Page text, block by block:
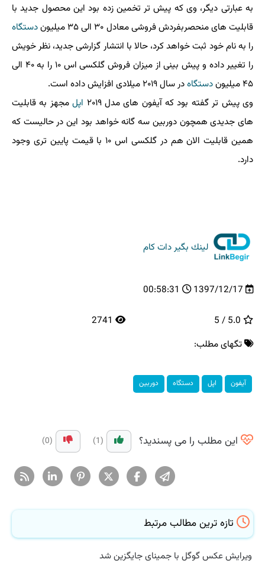
به عبارتی دیگر، وی كه پیش تر تخمین زده بود این محصول جدید با
قابلیت های منحصربفردش فروشی معادل ۳۰ الی ۳۵ میلیون
دستگاه
را به نام خود ثبت خواهد كرد، حالا با انتشار گزارشی جدید، نظر خویش
را تغییر داده و پیش بینی از میزان فروش گلكسی اس ۱۰ را به ۴۰ الی
۴۵ میلیون
دستگاهدر سال ۲۰۱۹ میلادی افزایش داده است.
وی پیش تر گفته بود كه آیفون های مدل ۲۰۱۹
اپلمجهز به قابلیت
های جدیدی همچون دوربین سه گانه خواهد بود این در حالیست كه
همین قابلیت الان هم در گلكسی اس ۱۰ با قیمت پایین تری وجود
دارد.
لینك بگیر دات كام
1397/12/17
00:58:31
تگهای مطلب:
آیفون اپل دستگاه دوربین
این مطلب را می پسندید؟ (1)
(0)
تازه ترین مطالب مرتبط
ویرایش عکس گوگل با جمینای جایگزین شد